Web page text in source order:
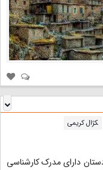
کژال کریمی
دارای مدرک کارشناسی